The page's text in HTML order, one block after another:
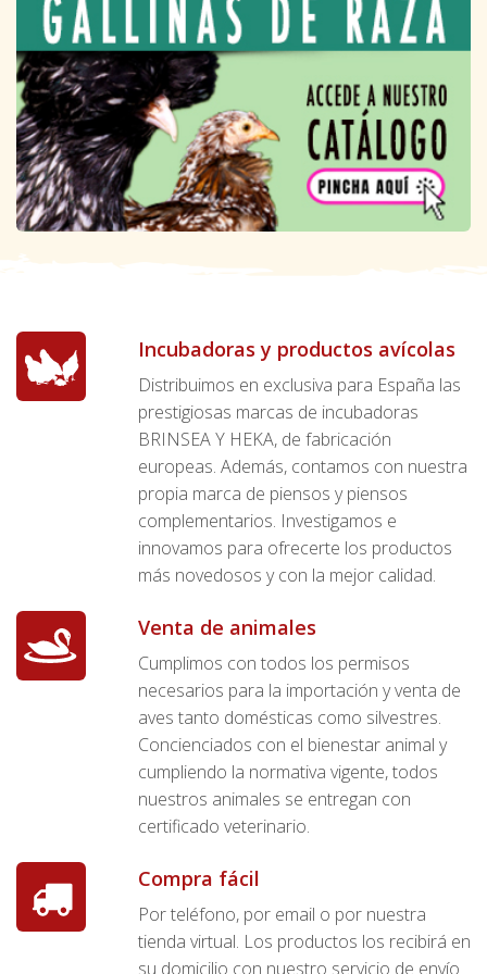
Incubadoras y productos avícolas
Distribuimos en exclusiva para España las
prestigiosas marcas de incubadoras
BRINSEA Y HEKA, de fabricación
europeas. Además, contamos con nuestra
propia marca de piensos y piensos
complementarios. Investigamos e
innovamos para ofrecerte los productos
más novedosos y con la mejor calidad.
Venta de animales
Cumplimos con todos los permisos
necesarios para la importación y venta de
aves tanto domésticas como silvestres.
Concienciados con el bienestar animal y
cumpliendo la normativa vigente, todos
nuestros animales se entregan con
certificado veterinario.
Compra fácil
Por teléfono, por email o por nuestra
tienda virtual. Los productos los recibirá en
su domicilio con nuestro servicio de envío